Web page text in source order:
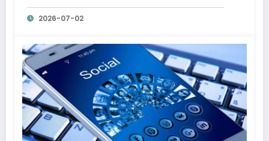
2026-07-02